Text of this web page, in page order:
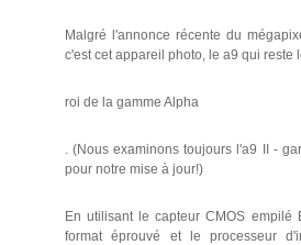
Malgré l'annonce récente du
c'est cet appareil photo, le a9 qui reste
roi de la gamme Alpha
. (Nous examinons toujours l'a9 II -
pour notre mise à jour!)
En utilisant le capteur CMOS empilé
format éprouvé et le processeur